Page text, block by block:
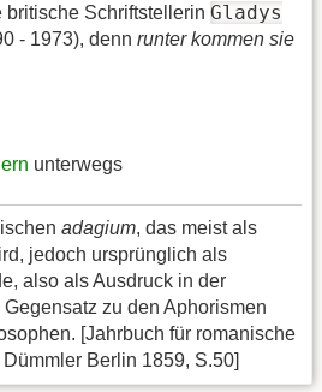
britische Schriftstellerin Gladys
- 1973), denn runter kommen sie
unterwegs
adagium, das meist als
jedoch ursprünglich als
also als Ausdruck in der
zu den Aphorismen
[Jahrbuch für romanische
Berlin 1859, S.50]